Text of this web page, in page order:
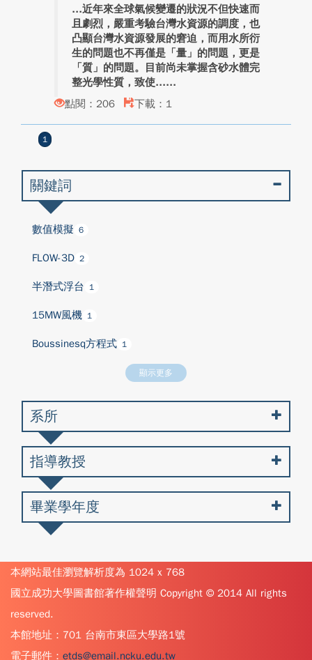
近年來全球氣候變遷的狀況不但快速而
且劇烈，嚴重考驗台灣水資源的調度，也
凸顯台灣水資源發展的窘迫，而用水所衍
生的問題也不再僅是「量」的問題，更是
「質」的問題。目前尚未掌握含砂水體完
整光學性質，致使...
點閱：206
下載：1
1
關鍵詞
數值模擬 6
FLOW-3D 2
半潛式浮台 1
15MW風機 1
Boussinesq方程式 1
顯示更多
系所
指導教授
畢業學年度
本網站最佳瀏覽解析度為 1024 x 768
國立成功大學圖書館著作權聲明 Copyright © 2014 All rights
reserved.
本館地址：701 台南市東區大學路1號
電子郵件： etds@email.ncku.edu.tw